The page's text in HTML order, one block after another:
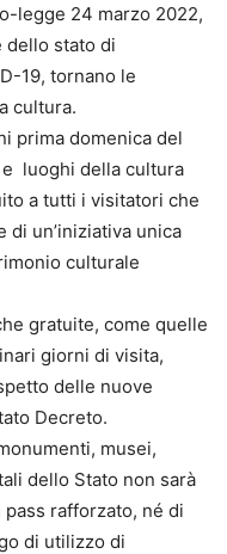
legge 24 marzo 2022,
dello stato di
19, tornano le
cultura.
prima domenica del
luoghi della cultura
a tutti i visitatori che
un’iniziativa unica
culturale
gratuite, come quelle
giorni di visita,
delle nuove
Decreto.
musei,
dello Stato non sarà
rafforzato, né di
di utilizzo di